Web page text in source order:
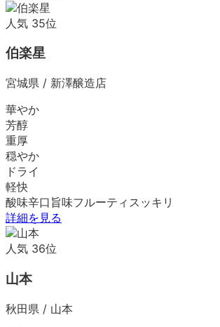
人気 35位
伯楽星
宮城県 / 新澤醸造店
華やか
芳醇
重厚
穏やか
ドライ
軽快
酸味辛口 旨味フルーティ スッキリ
詳細を見る
人気 36位
山本
秋田県 / 山本